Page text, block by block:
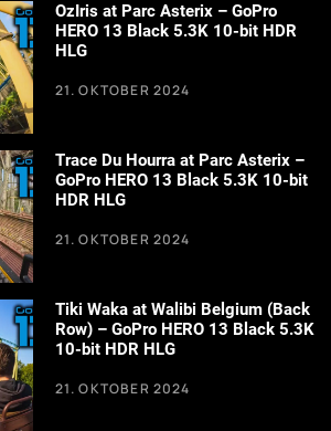
OzIris at Parc Asterix – GoPro
HERO 13 Black 5.3K 10-bit HDR
HLG
21. OKTOBER 2024
Trace Du Hourra at Parc Asterix –
GoPro HERO 13 Black 5.3K 10-bit
HDR HLG
21. OKTOBER 2024
Tiki Waka at Walibi Belgium (Back
Row) – GoPro HERO 13 Black 5.3K
10-bit HDR HLG
21. OKTOBER 2024